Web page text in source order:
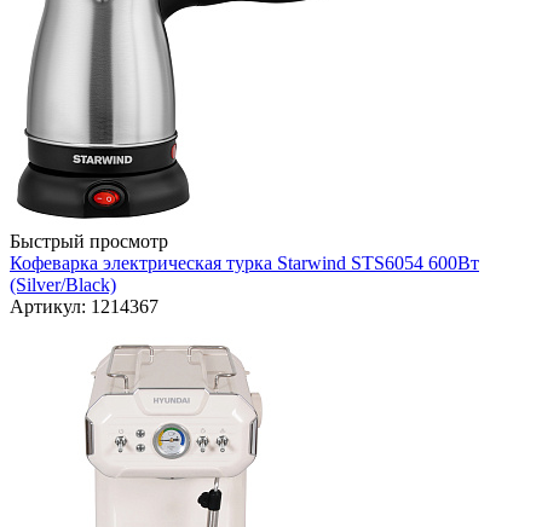
Быстрый просмотр
Кофеварка электрическая турка Starwind STS6054 600Вт
(Silver/Black)
Артикул: 1214367